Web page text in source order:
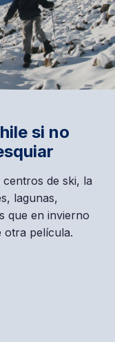
si no
de ski, la
lagunas,
que en invierno
otra película.